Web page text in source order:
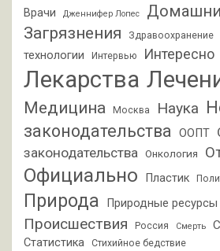
Врачи Дженнифер Лопес
Загрязнения
Здравоохранение
технологии
Интервью Интересно
Лекарства
Медицина Москва Наука
законодательства
ООПТ
законодательства
Онкология
Официально Пластик
Природа Природные ресурсы
Происшествия Россия Смерть
Статистика Стихийное бедствие